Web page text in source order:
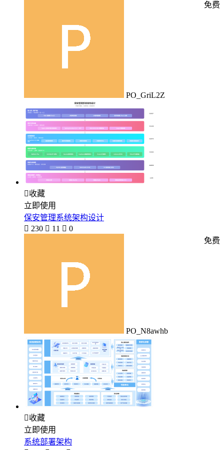
PO_GriL2Z
免费
收藏
立即使用
保安管理系统架构设计
 230  11  0
PO_N8awhb
免费
收藏
立即使用
系统部署架构